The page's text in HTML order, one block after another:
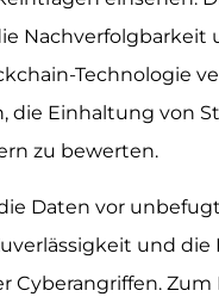
Nachverfolgbarkeit
Technologie
Einhaltung von
zu bewerten.
Daten vor
und
Cyberangriffen. Zum